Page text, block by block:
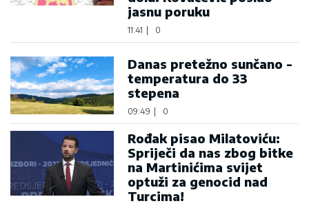
jasnu poruku
11:41 | 0
Danas pretežno sunčano -
temperatura do 33
stepena
09:49 | 0
Rođak pisao Milatoviću:
Spriječi da nas zbog bitke
na Martinićima svijet
optuži za genocid nad
Turcima!